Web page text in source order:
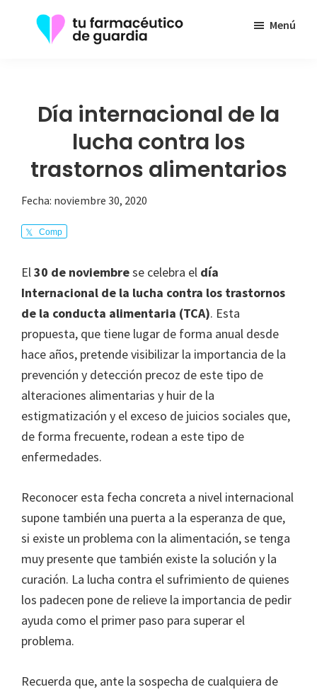
Guardia
información
que
sobre
enfermedad
Menú
Día internacional de la
lucha contra los
trastornos alimentarios
Fecha: noviembre 30, 2020
Comp
El 30 de noviembrese celebra el día
Internacional de la lucha contra los trastornos
de la conducta alimentaria (TCA). Esta
propuesta, que tiene lugar de forma anual desde
hace años, pretende visibilizar la importancia de la
prevención y detección precoz de este tipo de
alteraciones alimentarias y huir de la
estigmatización y el exceso de juicios sociales que,
de forma frecuente, rodean a este tipo de
enfermedades.
Reconocer esta fecha concreta a nivel internacional
supone también una puerta a la esperanza de que,
si existe un problema con la alimentación, se tenga
muy presente que también existe la solución y la
curación. La lucha contra el sufrimiento de quienes
los padecen pone de relieve la importancia de pedir
ayuda como el primer paso para superar el
problema.
Recuerda que, ante la sospecha de cualquiera de